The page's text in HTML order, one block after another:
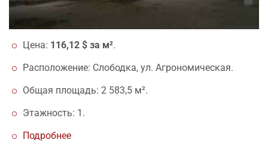
Цена: 116,12 $ за м².
Расположение: Слободка, ул. Агрономическая.
Общая площадь: 2 583,5 м².
Этажность: 1.
Подробнее